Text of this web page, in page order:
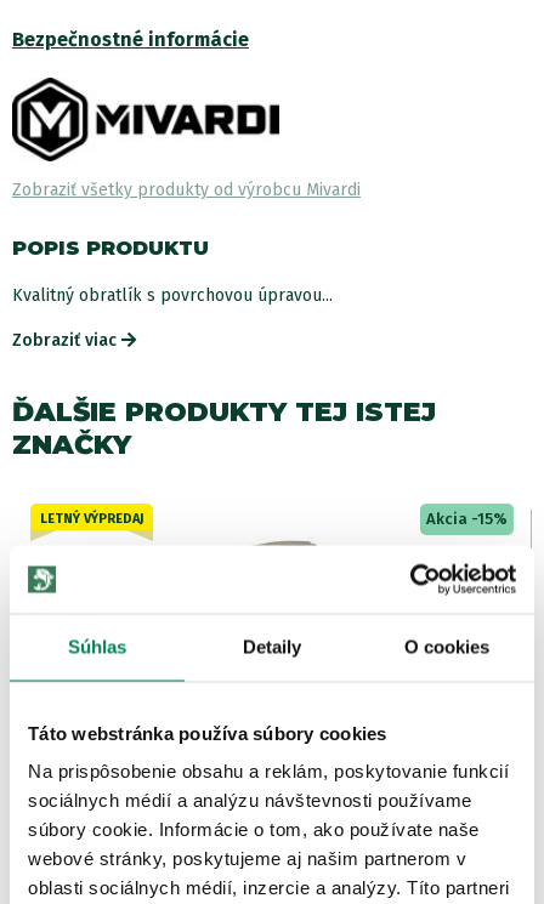
Súhlas Detaily O cookies
Táto webstránka používa súbory cookies
Na prispôsobenie obsahu a reklám, poskytovanie funkcií
sociálnych médií a analýzu návštevnosti používame
súbory cookie. Informácie o tom, ako používate naše
webové stránky, poskytujeme aj našim partnerom v
oblasti sociálnych médií, inzercie a analýzy. Títo partneri
Bezpečnostné informácie
Zobraziť všetky produkty od výrobcu Mivardi
POPIS PRODUKTU
Kvalitný obratlík s povrchovou úpravou...
Zobraziť viac
ĎALŠIE PRODUKTY TEJ ISTEJ
ZNAČKY
Akcia -15%
Entrix Mivardi Olovo CamoCODE
Skladom/ u vás už 11.08.
OD 1.62 €
pôvodne od 1.80 €